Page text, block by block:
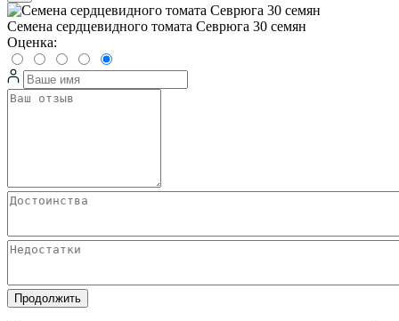
Семена сердцевидного томата Севрюга 30 семян
Оценка:
Продолжить